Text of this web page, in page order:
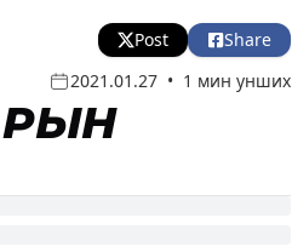
Post
Share
2021.01.27 • 1 мин унших